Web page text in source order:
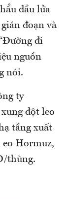
dầu lửa
đoạn và
đi
nguồn
nói.
ty
đột leo
tầng xuất
eo Hormuz,
thùng.